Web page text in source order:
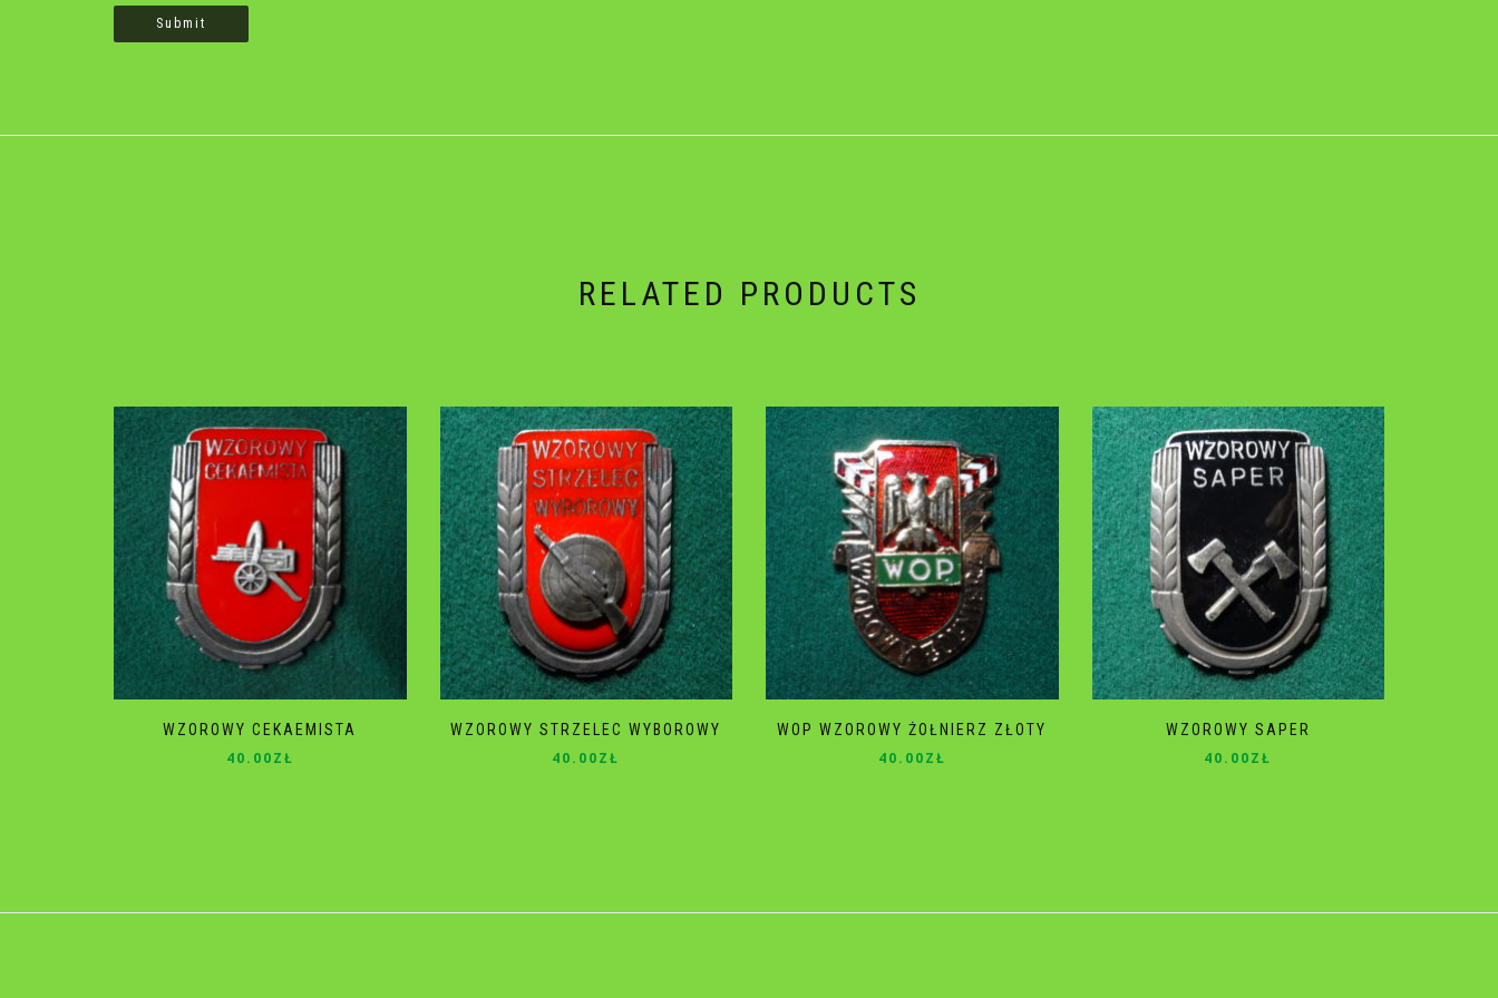
RELATED PRODUCTS
WZOROWY CEKAEMISTA
40.00ZŁ
WZOROWY STRZELEC WYBOROWY
40.00ZŁ
WOP WZOROWY ŻOŁNIERZ ZŁOTY
40.00ZŁ
WZOROWY SAPER
40.00ZŁ